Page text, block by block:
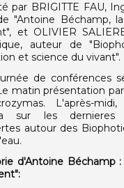
par BRIGITTE FAU,
"Antoine Béchamp,
et OLIVIER
auteur de
et science du vivant".
de conférences
matin présentation
L'après-midi,
sur les dernieres
autour des
d'Antoine Béchamp